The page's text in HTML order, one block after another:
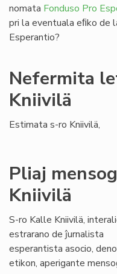
nomata Fonduso Pro
pri la eventuala eﬁko de
Esperantio?
Nefermita
Kniivilä
Estimata s-ro Kniivilä,
Pliaj
Kniivilä
S-ro Kalle Kniivilä,
estrarano de ĵurnalista
esperantista asocio,
etikon, aperigante